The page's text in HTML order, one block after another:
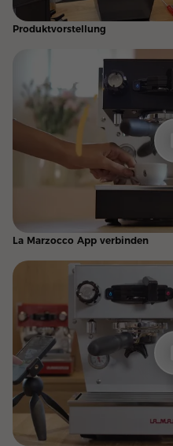
Produktvorstellung
La Marzocco App verbinden